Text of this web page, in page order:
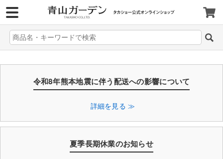
令和8年熊本地震に伴う配送への影響について
詳細を見る ≫
夏季長期休業のお知らせ